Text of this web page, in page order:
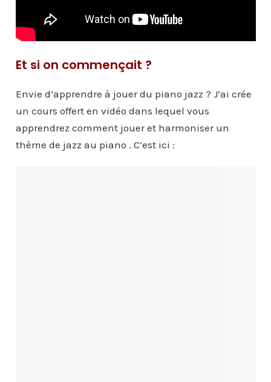
Et si on commençait ?
Envie d’apprendre à jouer du piano jazz ? J’ai crée
un cours offert en vidéo dans lequel vous
apprendrez comment jouer et harmoniser un
thème de jazz au piano . C’est ici :